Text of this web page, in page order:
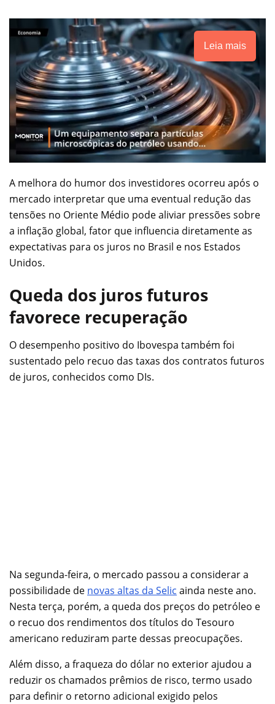
Leia mais
A melhora do humor dos investidores ocorreu após o
mercado interpretar que uma eventual redução das
tensões no Oriente Médio pode aliviar pressões sobre
a inflação global, fator que influencia diretamente as
expectativas para os juros no Brasil e nos Estados
Unidos.
Queda dos juros futuros
favorece recuperação
O desempenho positivo do Ibovespa também foi
sustentado pelo recuo das taxas dos contratos futuros
de juros, conhecidos como DIs.
Na segunda-feira, o mercado passou a considerar a
possibilidade de novas altas da Selic ainda neste ano.
Nesta terça, porém, a queda dos preços do petróleo e
o recuo dos rendimentos dos títulos do Tesouro
americano reduziram parte dessas preocupações.
Além disso, a fraqueza do dólar no exterior ajudou a
reduzir os chamados prêmios de risco, termo usado
para definir o retorno adicional exigido pelos